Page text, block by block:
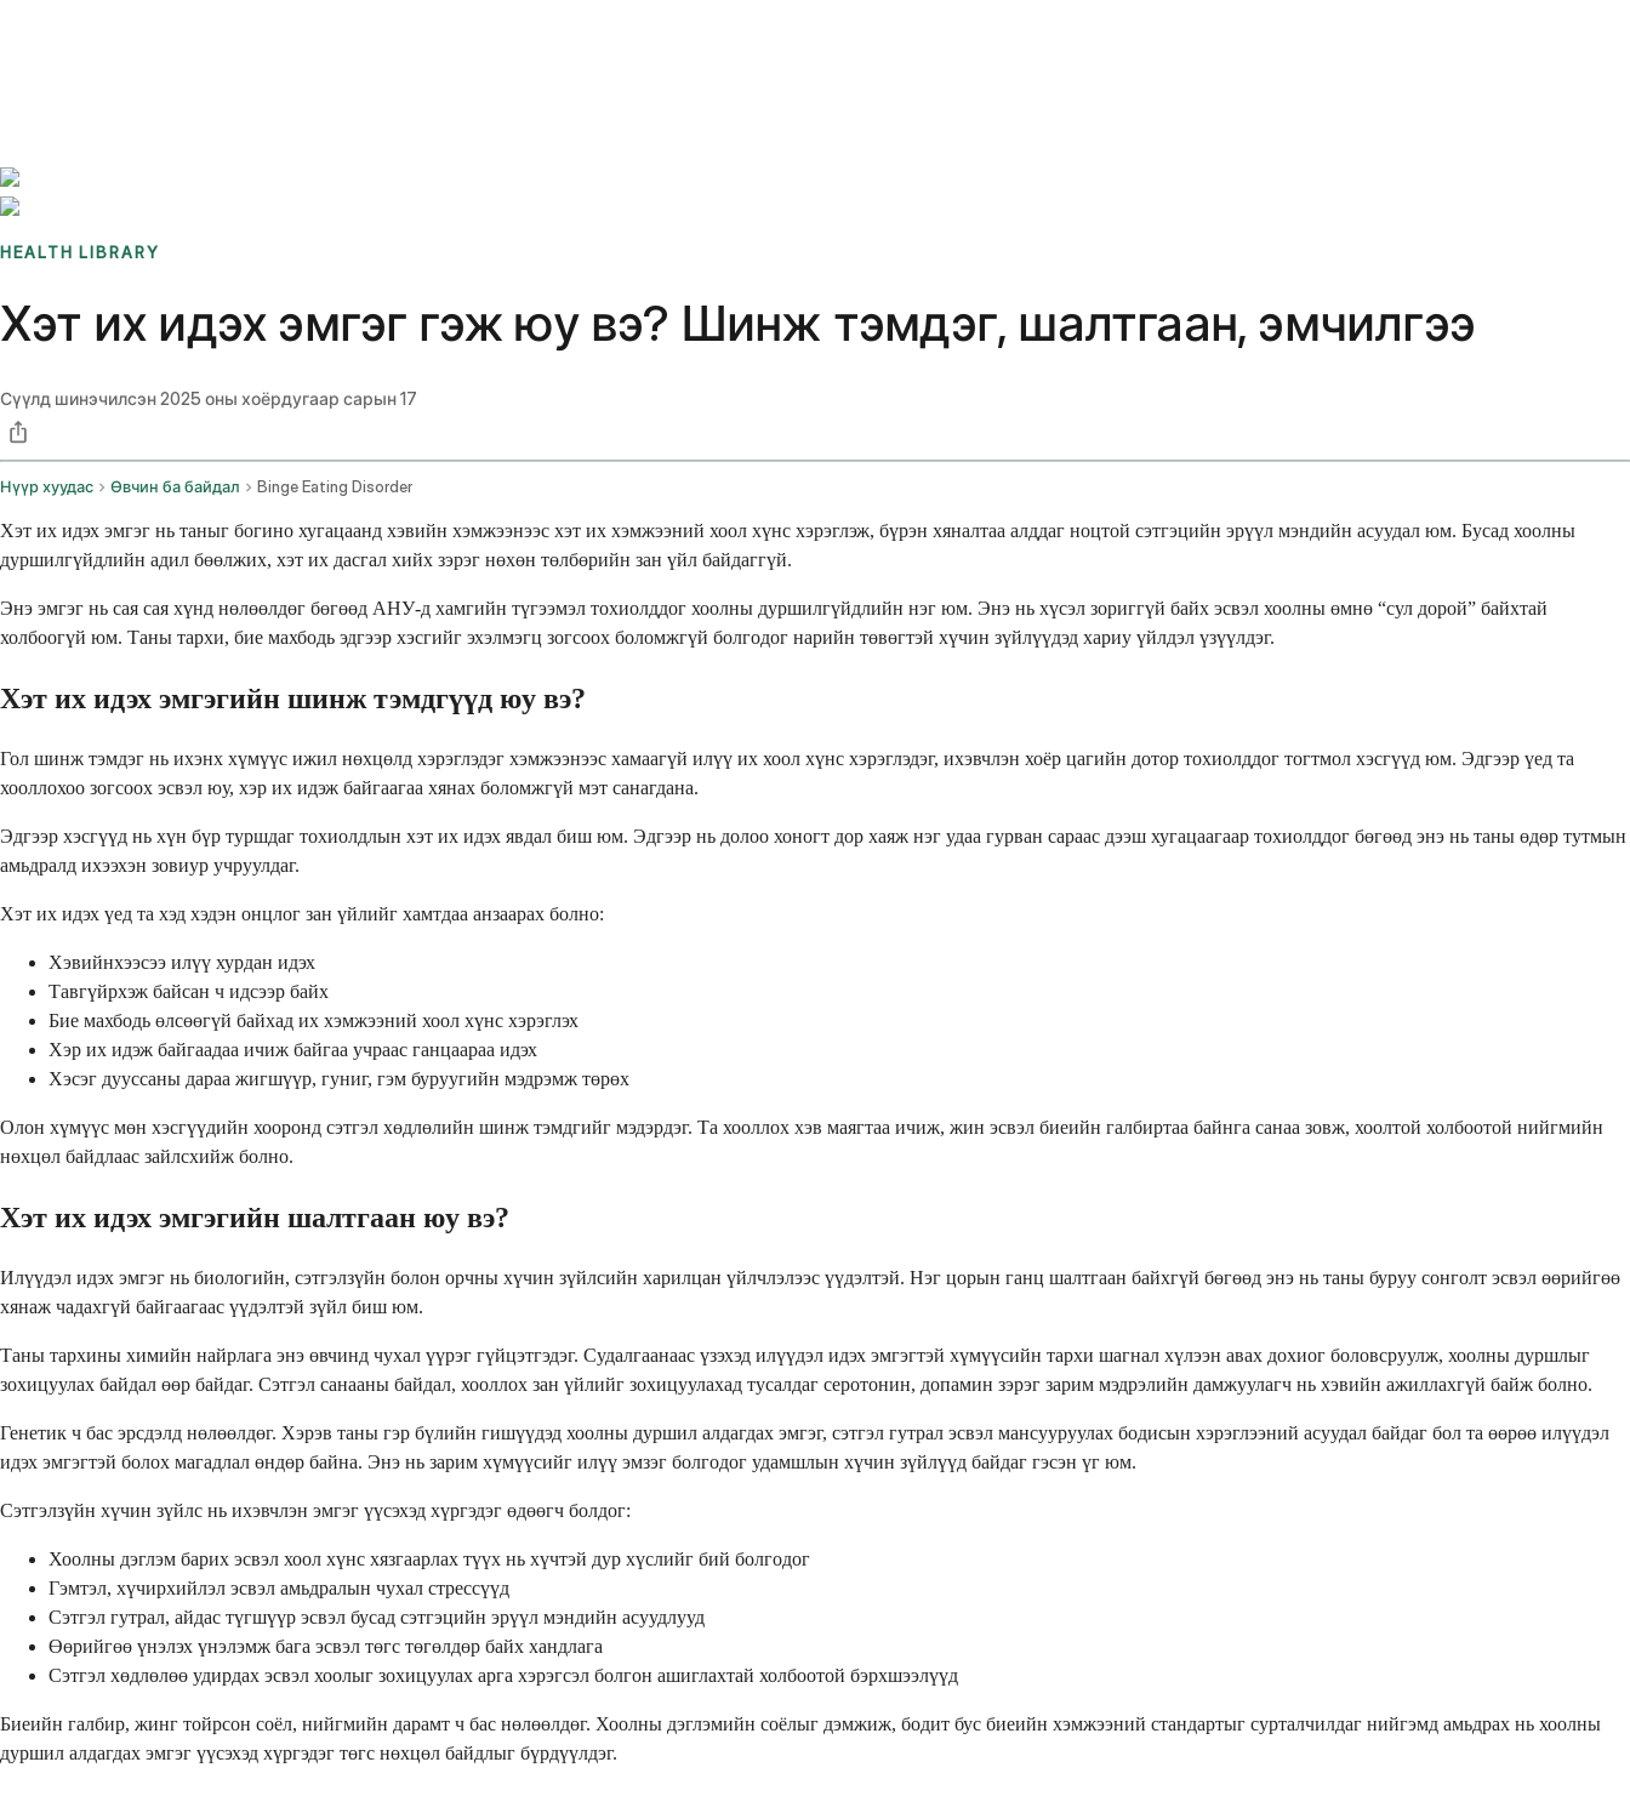
HEALTH LIBRARY
Хэт их идэх эмгэг гэж юу вэ? Шинж тэмдэг, шалтгаан, эмчилгээ
Сүүлд шинэчилсэн2025 оны хоёрдугаар сарын 17
Нүүр хуудас Өвчин ба байдал Binge Eating Disorder
Хэт их идэх эмгэг нь таныг богино хугацаанд хэвийн хэмжээнээс хэт их хэмжээний хоол хүнс хэрэглэж, бүрэн хяналтаа алддаг ноцтой сэтгэцийн эрүүл мэндийн асуудал юм. Бусад хоолны
дуршилгүйдлийн адил бөөлжих, хэт их дасгал хийх зэрэг нөхөн төлбөрийн зан үйл байдаггүй.
Энэ эмгэг нь сая сая хүнд нөлөөлдөг бөгөөд АНУ-д хамгийн түгээмэл тохиолддог хоолны дуршилгүйдлийн нэг юм. Энэ нь хүсэл зориггүй байх эсвэл хоолны өмнө “сул дорой” байхтай
холбоогүй юм. Таны тархи, бие махбодь эдгээр хэсгийг эхэлмэгц зогсоох боломжгүй болгодог нарийн төвөгтэй хүчин зүйлүүдэд хариу үйлдэл үзүүлдэг.
Хэт их идэх эмгэгийн шинж тэмдгүүд юу вэ?
Гол шинж тэмдэг нь ихэнх хүмүүс ижил нөхцөлд хэрэглэдэг хэмжээнээс хамаагүй илүү их хоол хүнс хэрэглэдэг, ихэвчлэн хоёр цагийн дотор тохиолддог тогтмол хэсгүүд юм. Эдгээр үед та
хооллохоо зогсоох эсвэл юу, хэр их идэж байгаагаа хянах боломжгүй мэт санагдана.
Эдгээр хэсгүүд нь хүн бүр туршдаг тохиолдлын хэт их идэх явдал биш юм. Эдгээр нь долоо хоногт дор хаяж нэг удаа гурван сараас дээш хугацаагаар тохиолддог бөгөөд энэ нь таны өдөр тутмын
амьдралд ихээхэн зовиур учруулдаг.
Хэт их идэх үед та хэд хэдэн онцлог зан үйлийг хамтдаа анзаарах болно:
Хэвийнхээсээ илүү хурдан идэх
Тавгүйрхэж байсан ч идсээр байх
Бие махбодь өлсөөгүй байхад их хэмжээний хоол хүнс хэрэглэх
Хэр их идэж байгаадаа ичиж байгаа учраас ганцаараа идэх
Хэсэг дууссаны дараа жигшүүр, гуниг, гэм буруугийн мэдрэмж төрөх
Олон хүмүүс мөн хэсгүүдийн хооронд сэтгэл хөдлөлийн шинж тэмдгийг мэдэрдэг. Та хооллох хэв маягтаа ичиж, жин эсвэл биеийн галбиртаа байнга санаа зовж, хоолтой холбоотой нийгмийн
нөхцөл байдлаас зайлсхийж болно.
Хэт их идэх эмгэгийн шалтгаан юу вэ?
Илүүдэл идэх эмгэг нь биологийн, сэтгэлзүйн болон орчны хүчин зүйлсийн харилцан үйлчлэлээс үүдэлтэй. Нэг цорын ганц шалтгаан байхгүй бөгөөд энэ нь таны буруу сонголт эсвэл өөрийгөө
хянаж чадахгүй байгаагаас үүдэлтэй зүйл биш юм.
Таны тархины химийн найрлага энэ өвчинд чухал үүрэг гүйцэтгэдэг. Судалгаанаас үзэхэд илүүдэл идэх эмгэгтэй хүмүүсийн тархи шагнал хүлээн авах дохиог боловсруулж, хоолны дуршлыг
зохицуулах байдал өөр байдаг. Сэтгэл санааны байдал, хооллох зан үйлийг зохицуулахад тусалдаг серотонин, допамин зэрэг зарим мэдрэлийн дамжуулагч нь хэвийн ажиллахгүй байж болно.
Генетик ч бас эрсдэлд нөлөөлдөг. Хэрэв таны гэр бүлийн гишүүдэд хоолны дуршил алдагдах эмгэг, сэтгэл гутрал эсвэл мансууруулах бодисын хэрэглээний асуудал байдаг бол та өөрөө илүүдэл
идэх эмгэгтэй болох магадлал өндөр байна. Энэ нь зарим хүмүүсийг илүү эмзэг болгодог удамшлын хүчин зүйлүүд байдаг гэсэн үг юм.
Сэтгэлзүйн хүчин зүйлс нь ихэвчлэн эмгэг үүсэхэд хүргэдэг өдөөгч болдог:
Хоолны дэглэм барих эсвэл хоол хүнс хязгаарлах түүх нь хүчтэй дур хүслийг бий болгодог
Гэмтэл, хүчирхийлэл эсвэл амьдралын чухал стрессүүд
Сэтгэл гутрал, айдас түгшүүр эсвэл бусад сэтгэцийн эрүүл мэндийн асуудлууд
Өөрийгөө үнэлэх үнэлэмж бага эсвэл төгс төгөлдөр байх хандлага
Сэтгэл хөдлөлөө удирдах эсвэл хоолыг зохицуулах арга хэрэгсэл болгон ашиглахтай холбоотой бэрхшээлүүд
Биеийн галбир, жинг тойрсон соёл, нийгмийн дарамт ч бас нөлөөлдөг. Хоолны дэглэмийн соёлыг дэмжиж, бодит бус биеийн хэмжээний стандартыг сурталчилдаг нийгэмд амьдрах нь хоолны
дуршил алдагдах эмгэг үүсэхэд хүргэдэг төгс нөхцөл байдлыг бүрдүүлдэг.